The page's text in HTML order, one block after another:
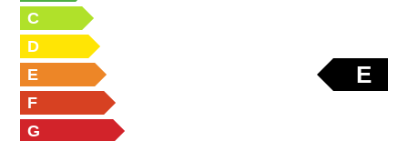
E
C
D
E
F
G